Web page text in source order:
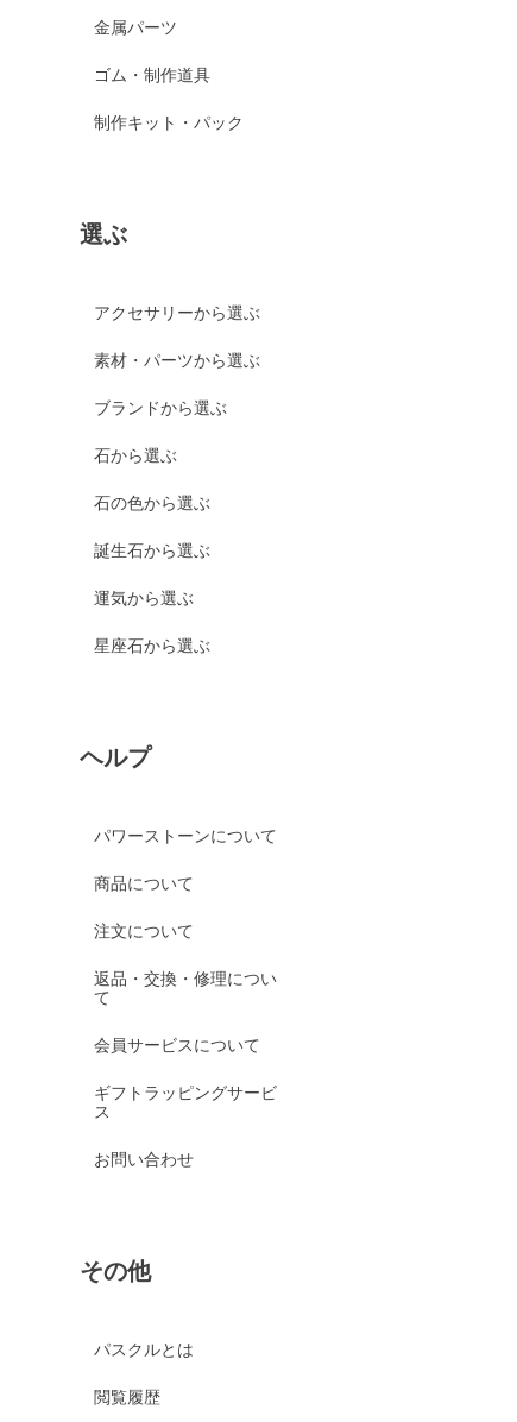
金属パーツ
ゴム・制作道具
制作キット・パック
選ぶ
アクセサリーから選ぶ
素材・パーツから選ぶ
ブランドから選ぶ
石から選ぶ
石の色から選ぶ
誕生石から選ぶ
運気から選ぶ
星座石から選ぶ
ヘルプ
パワーストーンについて
商品について
注文について
返品・交換・修理につい
て
会員サービスについて
ギフトラッピングサービ
ス
お問い合わせ
その他
パスクルとは
閲覧履歴